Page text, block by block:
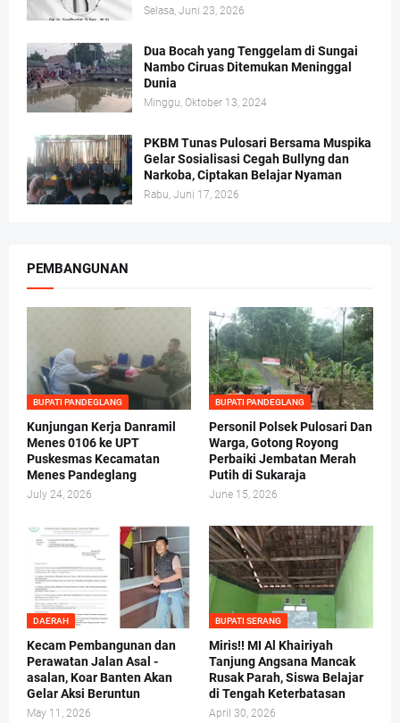
Selasa, Juni 23, 2026
Dua Bocah yang Tenggelam di Sungai
Nambo Ciruas Ditemukan Meninggal
Dunia
Minggu, Oktober 13, 2024
PKBM Tunas Pulosari Bersama Muspika
Gelar Sosialisasi Cegah Bullyng dan
Narkoba, Ciptakan Belajar Nyaman
Rabu, Juni 17, 2026
PEMBANGUNAN
BUPATI PANDEGLANG
Kunjungan Kerja Danramil
Menes 0106 ke UPT
Puskesmas Kecamatan
Menes Pandeglang
July 24, 2026
BUPATI PANDEGLANG
Personil Polsek Pulosari Dan
Warga, Gotong Royong
Perbaiki Jembatan Merah
Putih di Sukaraja
June 15, 2026
DAERAH
Kecam Pembangunan dan
Perawatan Jalan Asal -
asalan, Koar Banten Akan
Gelar Aksi Beruntun
May 11, 2026
BUPATI SERANG
Miris!! MI Al Khairiyah
Tanjung Angsana Mancak
Rusak Parah, Siswa Belajar
di Tengah Keterbatasan
April 30, 2026